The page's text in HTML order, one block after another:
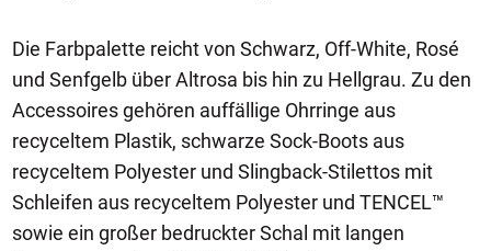
Die Farbpalette reicht von Schwarz, Off-White, Rosé
und Senfgelb über Altrosa bis hin zu Hellgrau. Zu den
Accessoires gehören auffällige Ohrringe aus
recyceltem Plastik, schwarze Sock-Boots aus
recyceltem Polyester und Slingback-Stilettos mit
Schleifen aus recyceltem Polyester und TENCEL™
sowie ein großer bedruckter Schal mit langen